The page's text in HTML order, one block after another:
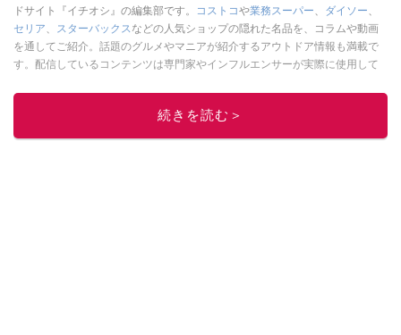
ドサイト『イチオシ』の編集部です。
コストコや業務スーパー ダイソー
セリア
スターバックス などの人気ショップの隠れた名品を、コラムや動画
を通してご紹介。話題のグルメやマニアが紹介するアウトドア情報も満載で
す。配信しているコンテンツは専門家やインフルエンサーが実際に使用して
ニュースでフォロー
続きを読む＞